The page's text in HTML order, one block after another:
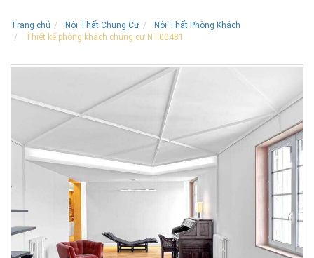
Trang chủ Nội Thất Chung Cư
Nội Thất Phòng Khách
Thiết kế phòng khách chung cư NT00481